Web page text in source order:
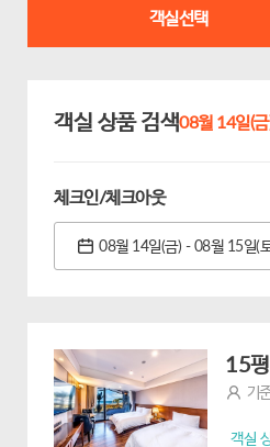
객실선택
객실 상품 검색08월 14일(
체크인/체크아웃
08월 14일(금) - 08월 15일(
15
기
객실